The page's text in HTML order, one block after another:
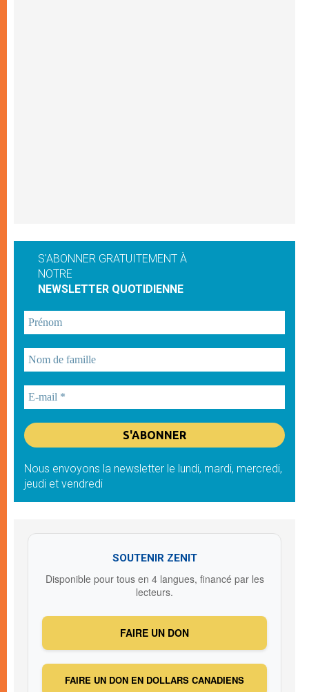
S'ABONNER GRATUITEMENT À
NOTRE
NEWSLETTER QUOTIDIENNE
Nous envoyons la newsletter le lundi, mardi, mercredi,
jeudi et vendredi
SOUTENIR ZENIT
Disponible pour tous en 4 langues, financé par les
lecteurs.
FAIRE UN DON
FAIRE UN DON EN DOLLARS CANADIENS